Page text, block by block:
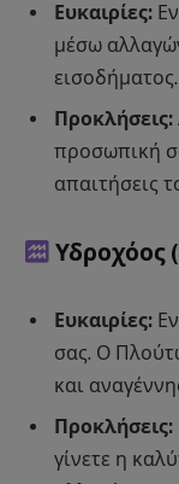
Ευκαιρίες:
μέσω
εισοδήματος.
Προκλήσεις:
προσωπική
απαιτήσεις
Υδροχόος
Ευκαιρίες:
σας. Ο
και
Προκλήσεις:
γίνετε η